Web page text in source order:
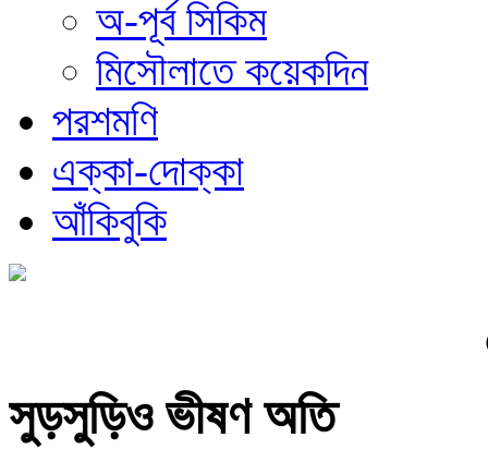
অ-পূর্ব সিকিম
মিসৌলাতে কয়েকদিন
পরশমণি
এক্কা-দোক্কা
আঁকিবুকি
সুড়সুড়িও ভীষণ অতি